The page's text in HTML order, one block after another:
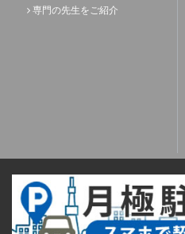
専門の先生をご紹介